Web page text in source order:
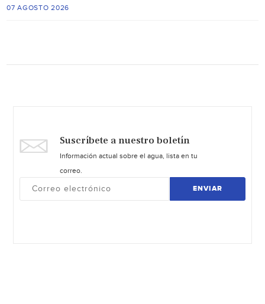
07 AGOSTO 2026
Suscríbete a nuestro boletín
Información actual sobre el agua, lista en tu
correo.
ENVIAR